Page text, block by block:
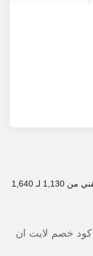
لو اشتريت نفس المنتجات محلياً: كان راح يكلفني من 1,130 لـ 1,640
كود خصم لايت ان